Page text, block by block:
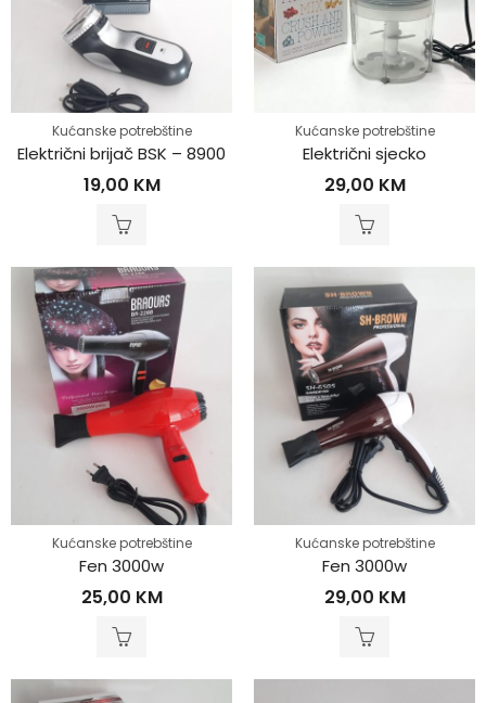
Kućanske potrebštine
Električni brijač BSK – 8900
19,00 KM
Kućanske potrebštine
Električni sjecko
29,00 KM
Kućanske potrebštine
Fen 3000w
25,00 KM
Kućanske potrebštine
Fen 3000w
29,00 KM